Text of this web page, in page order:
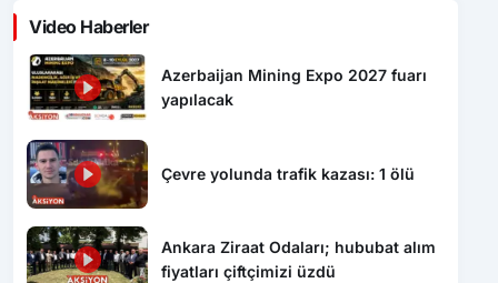
Video Haberler
Azerbaijan Mining Expo 2027 fuarı
yapılacak
Çevre yolunda trafik kazası: 1 ölü
Ankara Ziraat Odaları; hububat alım
fiyatları çiftçimizi üzdü